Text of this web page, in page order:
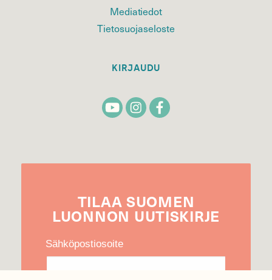
Mediatiedot
Tietosuojaseloste
KIRJAUDU
TILAA SUOMEN
LUONNON UUTIS­KIRJE
Sähköpostiosoite